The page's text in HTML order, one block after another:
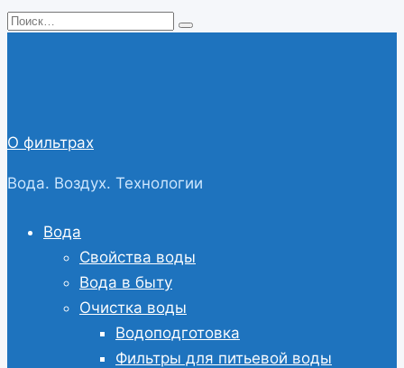
Перейти
Search
О фильтрах
Вода. Воздух. Технологии
Вода
Свойства воды
Вода в быту
Очистка воды
Водоподготовка
Фильтры для питьевой воды